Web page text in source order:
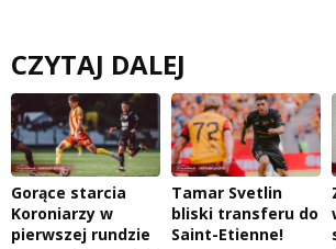
CZYTAJ DALEJ
Gorące starcia
Koroniarzy w
pierwszej rundzie
Tamar Svetlin
bliski transferu do
Saint-Etienne!